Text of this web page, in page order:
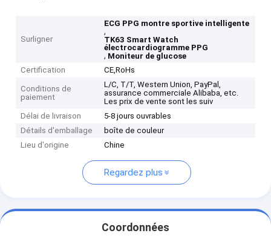
Surligner
ECG PPG montre sportive intelligente
,
TK63 Smart Watch
électrocardiogramme PPG
, Moniteur de glucose
Certification
CE,RoHs
Conditions de
paiement
L/C, T/T, Western Union, PayPal,
assurance commerciale Alibaba, etc.
Les prix de vente sont les suiv
Délai de livraison
5-8 jours ouvrables
Détails d'emballage
boîte de couleur
Lieu d'origine
Chine
Regardez plus
Coordonnées